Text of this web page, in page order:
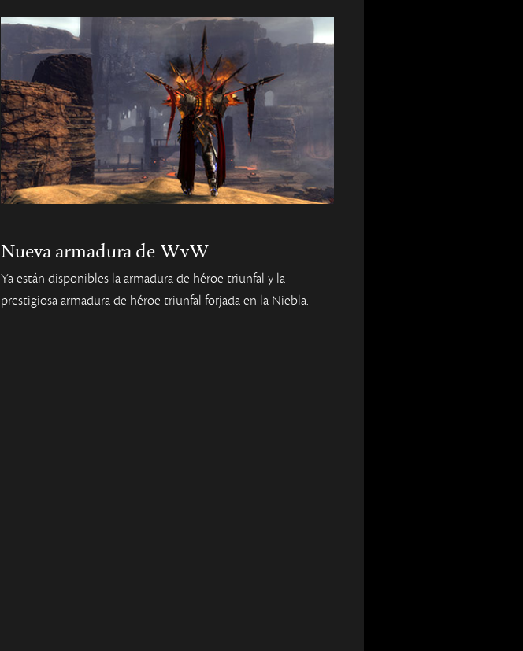
Nueva armadura de WvW
Ya están disponibles la armadura de héroe triunfal y la
prestigiosa armadura de héroe triunfal forjada en la Niebla.